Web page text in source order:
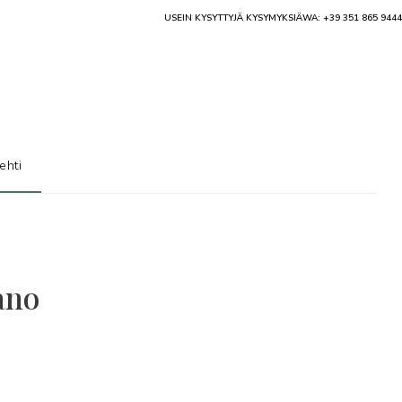
USEIN KYSYTTYJÄ KYSYMYKSIÄWA: +39 351 865 9444